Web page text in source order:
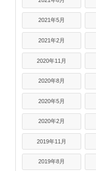
2021年5月
2021年2月
2020年11月
2020年8月
2020年5月
2020年2月
2019年11月
2019年8月